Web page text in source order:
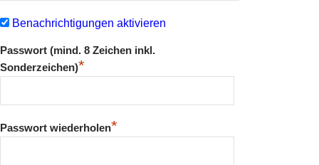
Benachrichtigungen aktivieren
Passwort (mind. 8 Zeichen inkl.
Sonderzeichen)*
Passwort wiederholen*